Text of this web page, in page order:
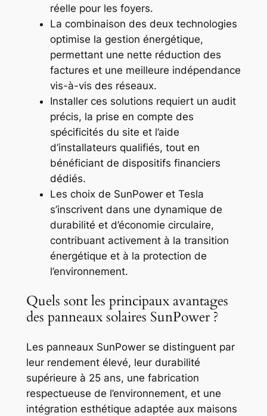
réelle pour les foyers.
La combinaison des deux technologies
optimise la gestion énergétique,
permettant une nette réduction des
factures et une meilleure indépendance
vis-à-vis des réseaux.
Installer ces solutions requiert un audit
précis, la prise en compte des
spécificités du site et l’aide
d’installateurs qualifiés, tout en
bénéficiant de dispositifs financiers
dédiés.
Les choix de SunPower et Tesla
s’inscrivent dans une dynamique de
durabilité et d’économie circulaire,
contribuant activement à la transition
énergétique et à la protection de
l’environnement.
Quels sont les principaux avantages
des panneaux solaires SunPower ?
Les panneaux SunPower se distinguent par
leur rendement élevé, leur durabilité
supérieure à 25 ans, une fabrication
respectueuse de l’environnement, et une
intégration esthétique adaptée aux maisons